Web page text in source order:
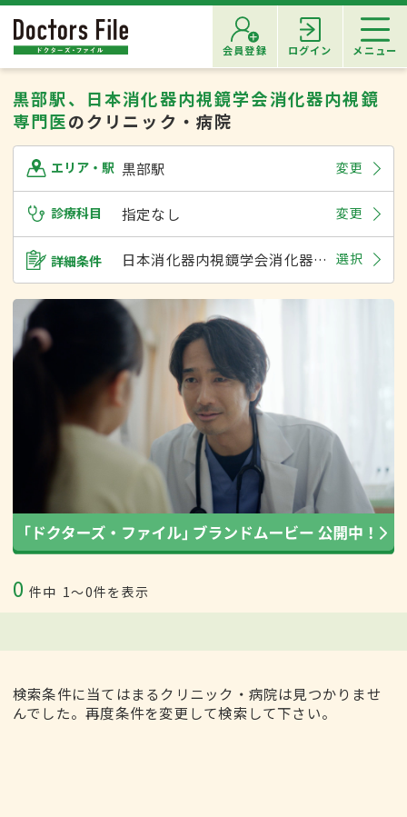
会員登録 ログイン メニュー
黒部駅、日本消化器内視鏡学会消化器内視鏡
専門医のクリニック・病院
エリア・駅 黒部駅 変更
診療科目 指定なし 変更
詳細条件 日本消化器内視鏡学会消化器内視鏡専門医 選択
0 件中 1〜0件を表示
検索条件に当てはまるクリニック・病院は見つかりませ
んでした。再度条件を変更して検索して下さい。